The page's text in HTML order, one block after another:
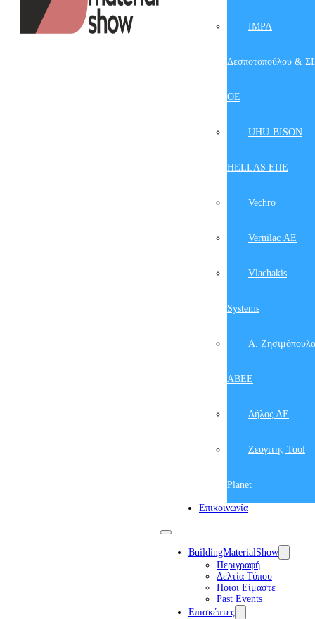
IMPA
Δεσποτοπούλου &
ΟΕ
UHU-BISON
HELLAS ΕΠΕ
Vechro
Vernilac ΑΕ
Vlachakis
Systems
Α.
ΑΒΕΕ
Δήλος ΑΕ
Ζευγίτης Tool
Planet
Επικοινωνία
BuildingMaterialShow
Περιγραφή
Δελτία Τύπου
Ποιοι Είμαστε
Past Events
Επισκέπτες